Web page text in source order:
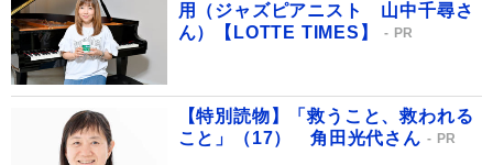
用（ジャズピアニスト 山中千尋さ
ん）【LOTTE TIMES】
PR
【特別読物】「救うこと、救われる
こと」（17） 角田光代さん
PR